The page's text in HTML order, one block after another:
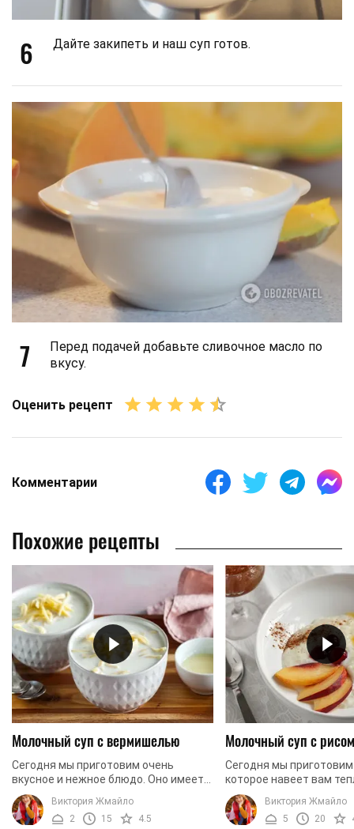
6 Дайте закипеть и наш суп готов.
7
Перед подачей добавьте сливочное масло по
вкусу.
Оценить рецепт
Комментарии
Похожие рецепты
Молочный суп с вермишелью
Сегодня мы приготовим очень
вкусное и нежное блюдо. Оно имеет
приятный аромат молока и сладкий
вкус, знакомый нам с детства. Мы
будем варить молочный ...
Виктория Жмайло
2
15 4.5
Молочный суп с рисом
Сегодня мы
которое навеет вам
воспоминания из
минуты ностальгии по
вернет вас во времена,
Виктория Жмайло
5
20